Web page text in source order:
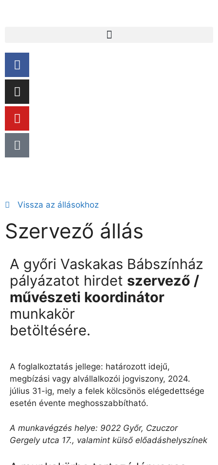
Bábszínház csapatához!
Válogass nyitott pozícióink közül és találd meg a leginkább
hozzád illő állást.
Vissza az állásokhoz
Szervező állás
A győri Vaskakas Bábszínház
pályázatot hirdet szervező /
művészeti koordinátor
munkakör
betöltésére.
A foglalkoztatás jellege: határozott idejű,
megbízási vagy alvállalkozói jogviszony, 2024.
július 31-ig, mely a felek kölcsönös elégedettsége
esetén évente meghosszabbítható.
A munkavégzés helye: 9022 Győr, Czuczor
Gergely utca 17., valamint külső előadáshelyszínek